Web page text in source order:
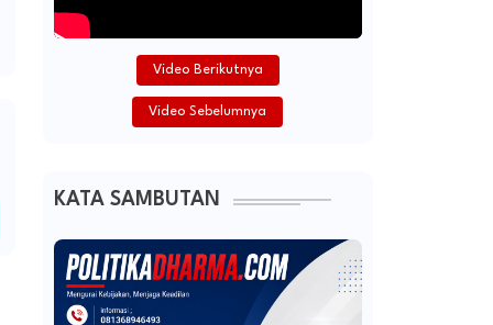
Video Berikutnya
Video Sebelumnya
KATA SAMBUTAN